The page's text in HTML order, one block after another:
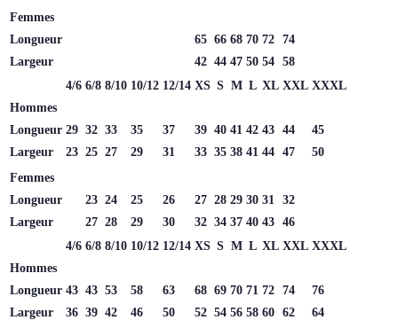
Femmes
Longueur
65 66 68 70 72 74
Largeur
42 44 47 50 54 58
4/6 6/8 8/10 10/12 12/14 XS S M L XL XXL XXXL
Hommes
Longueur 29 32 33 35 37 39 40 41 42 43 44
45
Largeur
23 25 27 29 31 33 35 38 41 44 47
50
Femmes
Longueur
23 24 25 26 27 28 29 30 31
32
Largeur
27 28 29 30 32 34 37 40 43 46
4/6 6/8 8/10 10/12 12/14 XS S M L XL XXL XXXL
Hommes
Longueur 43 43 53 58 63 68 69 70 71 72 74
76
Largeur
36 39 42 46 50 52 54 56 58 60 62
64